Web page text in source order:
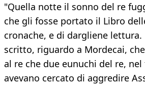
"Quella notte il sonno del re
che gli fosse portato il Libro
cronache, e di dargliene lettura.
scritto, riguardo a Mordecai,
al re che due eunuchi del re,
avevano cercato di aggredire